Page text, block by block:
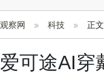
观察网 科技 正文
爱可途AI穿